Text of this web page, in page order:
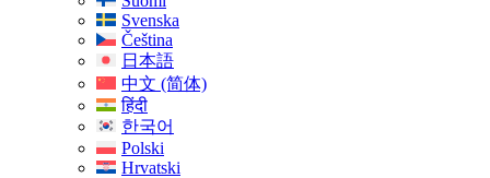
Svenska
Čeština
日本語
中文 (简体)
हिंदी
한국어
Polski
Hrvatski